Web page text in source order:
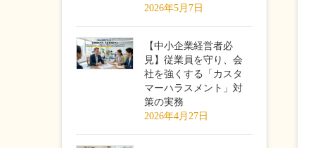
2026年5月7日
【中小企業経営者必
見】従業員を守り、会
社を強くする「カスタ
マーハラスメント」対
策の実務
2026年4月27日